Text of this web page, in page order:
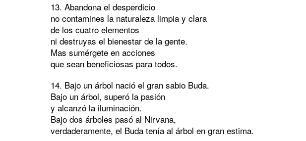
13. Abandona el desperdicio
no contamines la naturaleza limpia y clara
de los cuatro elementos
ni destruyas el bienestar de la gente.
Mas sumérgete en acciones
que sean beneficiosas para todos.
14. Bajo un árbol nació el gran sabio Buda.
Bajo un árbol, superó la pasión
y alcanzó la iluminación.
Bajo dos árboles pasó al Nirvana,
verdaderamente, el Buda tenía al árbol en gran estima.